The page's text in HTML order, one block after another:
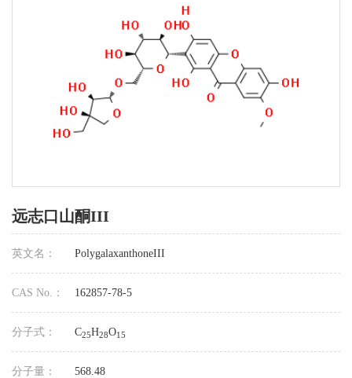
远志口山酮III
英文名： PolygalaxanthoneIII
CAS No.： 162857-78-5
分子式： C25H28O15
分子量： 568.48